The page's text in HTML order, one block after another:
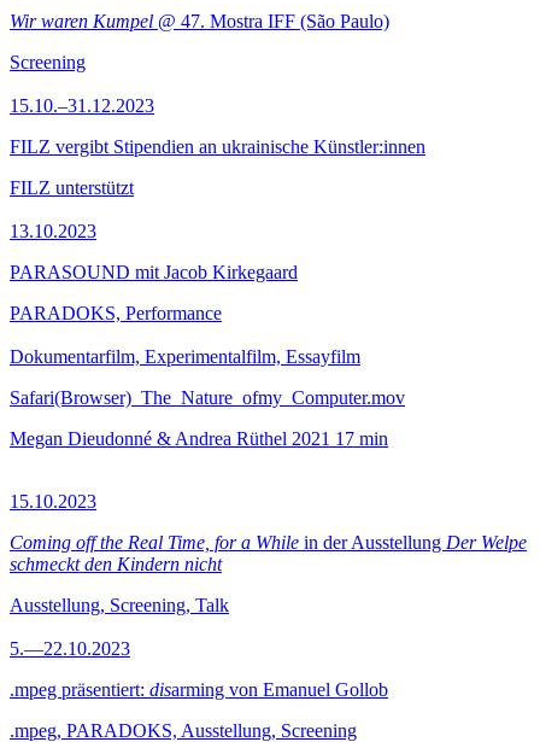
Wir waren Kumpel @ 47. Mostra IFF (São Paulo)
Screening
15.10.–31.12.2023
FILZ vergibt Stipendien an ukrainische Künstler:innen
FILZ unterstützt
13.10.2023
PARASOUND mit Jacob Kirkegaard
PARADOKS, Performance
Dokumentarfilm, Experimentalfilm, Essayfilm
Safari(Browser)_The_Nature_ofmy_Computer.mov
Megan Dieudonné & Andrea Rüthel 2021 17 min
15.10.2023
Coming off the Real Time, for a While in der Ausstellung Der Welpe
schmeckt den Kindern nicht
Ausstellung, Screening, Talk
5.—22.10.2023
.mpeg präsentiert: disarming von Emanuel Gollob
.mpeg, PARADOKS, Ausstellung, Screening